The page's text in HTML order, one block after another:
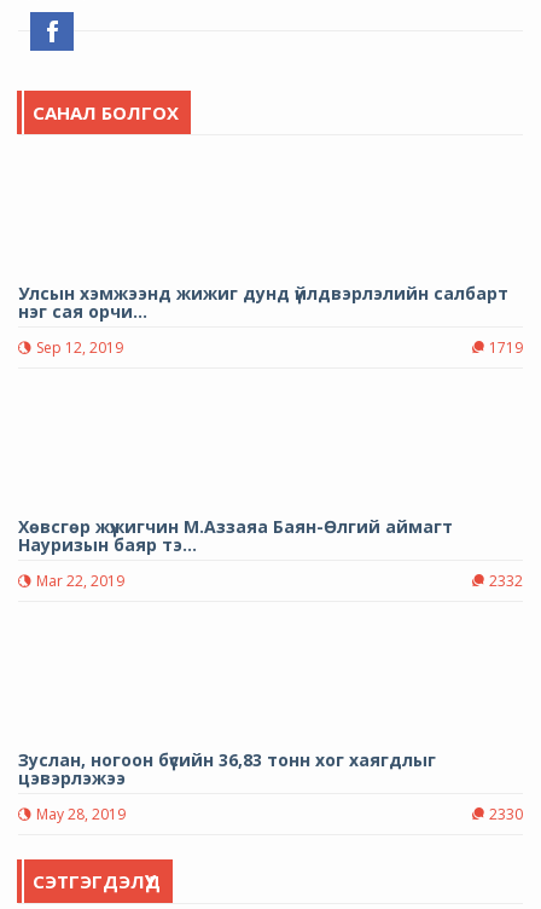
САНАЛ БОЛГОХ
Улсын хэмжээнд жижиг дунд үйлдвэрлэлийн салбарт
нэг сая орчи...
Sep 12, 2019 1719
Хөвсгөр жүжигчин М.Аззаяа Баян-Өлгий аймагт
Науризын баяр тэ...
Mar 22, 2019 2332
Зуслан, ногоон бүсийн 36,83 тонн хог хаягдлыг
цэвэрлэжээ
May 28, 2019 2330
СЭТГЭГДЭЛҮҮД